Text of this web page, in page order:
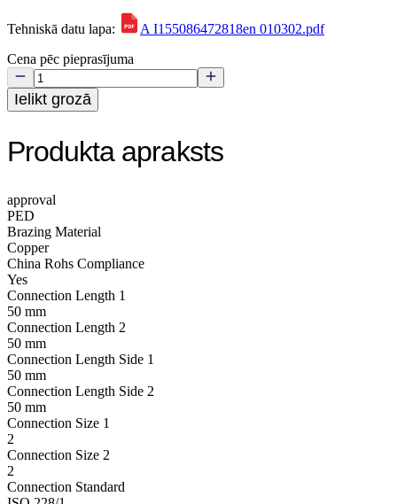
Tehniskā datu lapa:
A I155086472818en 010302.pdf
Cena pēc pieprasījuma
Ielikt grozā
Produkta apraksts
approval
PED
Brazing Material
Copper
China Rohs Compliance
Yes
Connection Length 1
50 mm
Connection Length 2
50 mm
Connection Length Side 1
50 mm
Connection Length Side 2
50 mm
Connection Size 1
2
Connection Size 2
2
Connection Standard